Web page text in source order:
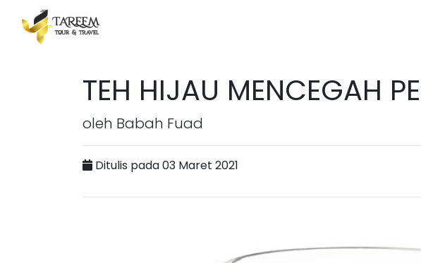
TEH HIJAU MENCEGAH
oleh Babah Fuad
Ditulis pada 03 Maret 2021